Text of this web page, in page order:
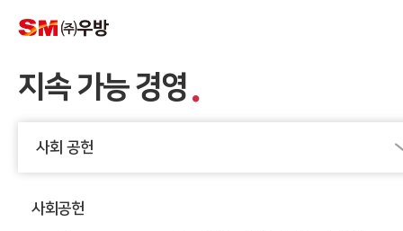
지속 가능 경영
사회 공헌
사회공헌